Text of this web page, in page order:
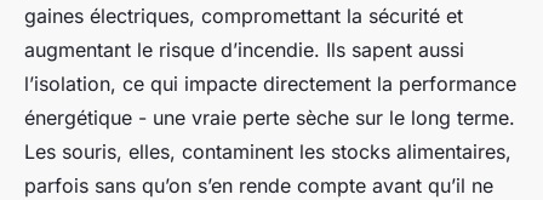
gaines électriques, compromettant la sécurité et
augmentant le risque d’incendie. Ils sapent aussi
l’isolation, ce qui impacte directement la performance
énergétique - une vraie perte sèche sur le long terme.
Les souris, elles, contaminent les stocks alimentaires,
parfois sans qu’on s’en rende compte avant qu’il ne